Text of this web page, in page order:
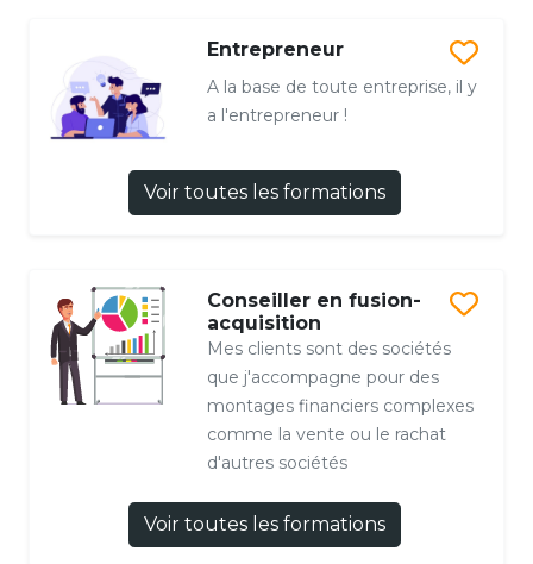
Entrepreneur
A la base de toute entreprise, il y
a l'entrepreneur !
Voir toutes les formations
Conseiller en fusion-
acquisition
Mes clients sont des sociétés
que j'accompagne pour des
montages financiers complexes
comme la vente ou le rachat
d'autres sociétés
Voir toutes les formations